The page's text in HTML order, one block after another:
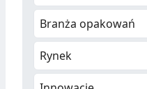
Branża opakowań
Rynek